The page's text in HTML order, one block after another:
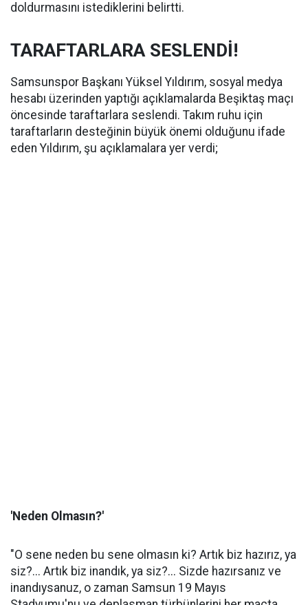
doldurmasını istediklerini belirtti.
TARAFTARLARA SESLENDİ!
Samsunspor Başkanı Yüksel Yıldırım, sosyal medya
hesabı üzerinden yaptığı açıklamalarda Beşiktaş maçı
öncesinde taraftarlara seslendi. Takım ruhu için
taraftarların desteğinin büyük önemi olduğunu ifade
eden Yıldırım, şu açıklamalara yer verdi;
'Neden Olmasın?'
"O sene neden bu sene olmasın ki? Artık biz hazırız, ya
siz?... Artık biz inandık, ya siz?... Sizde hazırsanız ve
inandıysanuz, o zaman Samsun 19 Mayıs